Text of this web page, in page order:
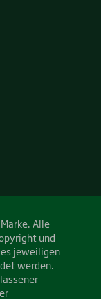
Alle
und
jeweiligen
werden.